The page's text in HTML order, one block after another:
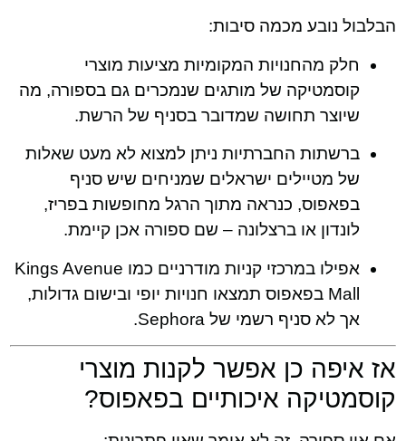
הבלבול נובע מכמה סיבות:
חלק מהחנויות המקומיות מציעות מוצרי
קוסמטיקה של מותגים שנמכרים גם בספורה, מה
שיוצר תחושה שמדובר בסניף של הרשת.
ברשתות החברתיות ניתן למצוא לא מעט שאלות
של מטיילים ישראלים שמניחים שיש סניף
בפאפוס, כנראה מתוך הרגל מחופשות בפריז,
לונדון או ברצלונה – שם ספורה אכן קיימת.
אפילו במרכזי קניות מודרניים כמו Kings Avenue
Mall בפאפוס תמצאו חנויות יופי ובישום גדולות,
אך לא סניף רשמי של Sephora.
אז איפה כן אפשר לקנות מוצרי
קוסמטיקה איכותיים בפאפוס?